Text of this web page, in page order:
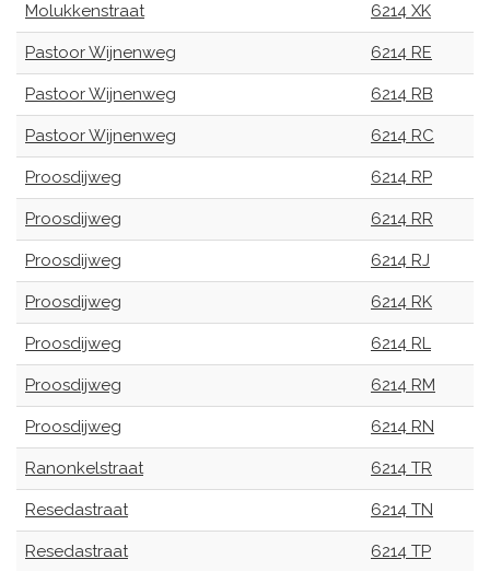
Molukkenstraat 6214 XK
Pastoor Wijnenweg 6214 RE
Pastoor Wijnenweg 6214 RB
Pastoor Wijnenweg 6214 RC
Proosdijweg 6214 RP
Proosdijweg 6214 RR
Proosdijweg 6214 RJ
Proosdijweg 6214 RK
Proosdijweg 6214 RL
Proosdijweg 6214 RM
Proosdijweg 6214 RN
Ranonkelstraat 6214 TR
Resedastraat 6214 TN
Resedastraat 6214 TP